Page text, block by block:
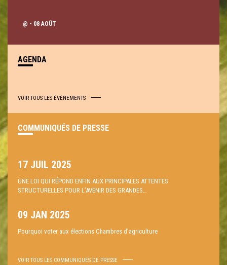
@ - 08 AOÛT
AGENDA
VOIR TOUS LES ÉVÈNEMENTS
COMMUNIQUÉS DE PRESSE
17 JUIL 2025
UNE LOI QUI RÉPOND ENFIN AUX PRINCIPALES ATTENTES
STRUCTURELLES POUR L’AVENIR DES GRANDES…
09 JAN 2025
Pourquoi voter aux élections Chambres d’agriculture
VOIR TOUS LES COMMUNIQUÉS DE PRESSE